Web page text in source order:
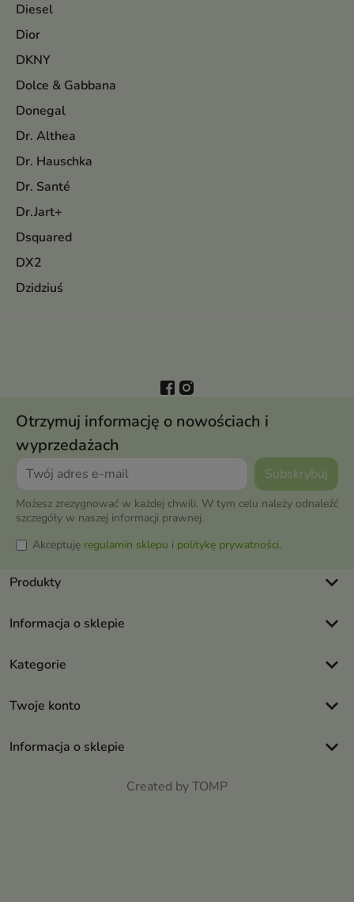
Diesel
Dior
DKNY
Dolce & Gabbana
Donegal
Dr. Althea
Dr. Hauschka
Dr. Santé
Dr.Jart+
Dsquared
DX2
Dzidziuś
Otrzymuj informację o nowościach i
wyprzedażach
Możesz zrezygnować w każdej chwili. W tym celu należy odnaleźć
szczegóły w naszej informacji prawnej.
Akceptuję regulamin sklepu i politykę prywatności.
Produkty keyboard_arrow_down
Informacja o sklepie keyboard_arrow_down
Kategorie keyboard_arrow_down
Twoje konto keyboard_arrow_down
Informacja o sklepie keyboard_arrow_down
Created by TOMP